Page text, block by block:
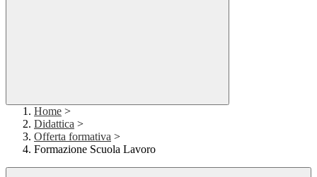
Home >
Didattica >
Offerta formativa >
Formazione Scuola Lavoro